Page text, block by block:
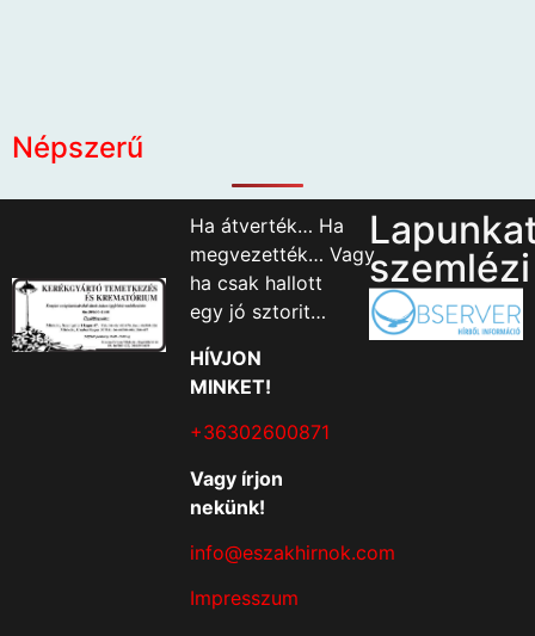
Népszerű
Ha átverték… Ha
megvezették… Vagy
ha csak hallott
egy jó sztorit…
HÍVJON
MINKET!
+36302600871
Vagy írjon
nekünk!
info@eszakhirnok.com
Impresszum
szemlézi